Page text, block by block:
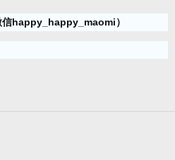
信happy_happy_maomi）